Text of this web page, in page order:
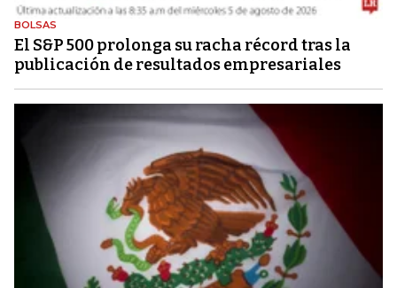
BOLSAS
El S&P 500 prolonga su racha récord tras la
publicación de resultados empresariales